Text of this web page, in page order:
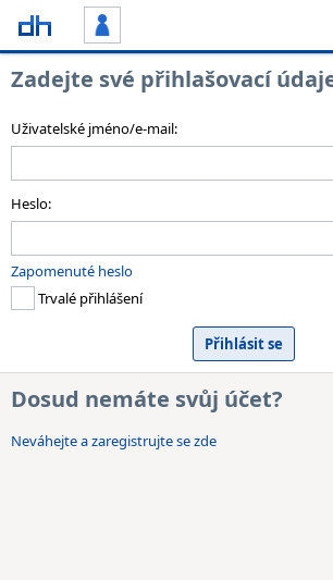
Zadejte své přihlašovací
Uživatelské jméno/e-mail:
Heslo:
Zapomenuté heslo
Trvalé přihlášení
Dosud nemáte svůj účet?
Neváhejte a zaregistrujte se zde